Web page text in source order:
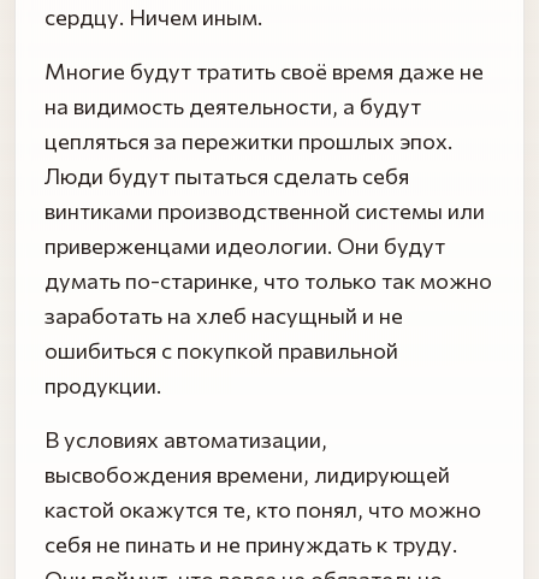
сердцу. Ничем иным.
Многие будут тратить своё время даже не
на видимость деятельности, а будут
цепляться за пережитки прошлых эпох.
Люди будут пытаться сделать себя
винтиками производственной системы или
приверженцами идеологии. Они будут
думать по-старинке, что только так можно
заработать на хлеб насущный и не
ошибиться с покупкой правильной
продукции.
В условиях автоматизации,
высвобождения времени, лидирующей
кастой окажутся те, кто понял, что можно
себя не пинать и не принуждать к труду.